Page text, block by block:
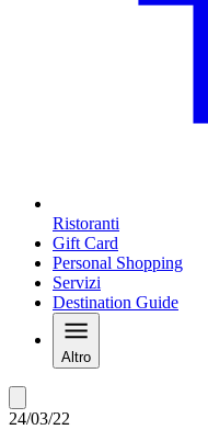
Ristoranti
Gift Card
Personal Shopping
Servizi
Destination Guide
Altro
24/03/22